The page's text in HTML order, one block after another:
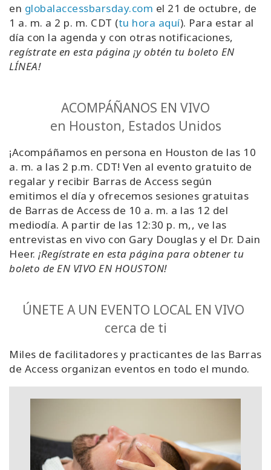
en globalaccessbarsday.com el 21 de octubre, de
1 a. m. a 2 p. m. CDT (tu hora aquí). Para estar al
día con la agenda y con otras notificaciones,
regístrate en esta página ¡y obtén tu boleto EN
LÍNEA!
ACOMPÁÑANOS EN VIVO
en Houston, Estados Unidos
¡Acompáñamos en persona en Houston de las 10
a. m. a las 2 p.m. CDT! Ven al evento gratuito de
regalar y recibir Barras de Access según
emitimos el día y ofrecemos sesiones gratuitas
de Barras de Access de 10 a. m. a las 12 del
mediodía. A partir de las 12:30 p. m,, ve las
entrevistas en vivo con Gary Douglas y el Dr. Dain
Heer. ¡Regístrate en esta página para obtener tu
boleto de EN VIVO EN HOUSTON!
ÚNETE A UN EVENTO LOCAL EN VIVO
cerca de ti
Miles de facilitadores y practicantes de las Barras
de Access organizan eventos en todo el mundo.